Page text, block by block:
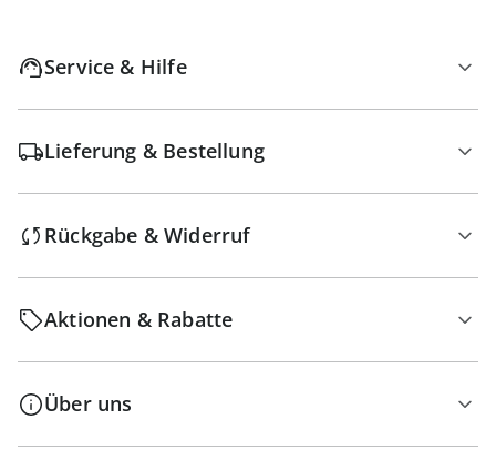
Service & Hilfe
Lieferung & Bestellung
Rückgabe & Widerruf
Aktionen & Rabatte
Über uns